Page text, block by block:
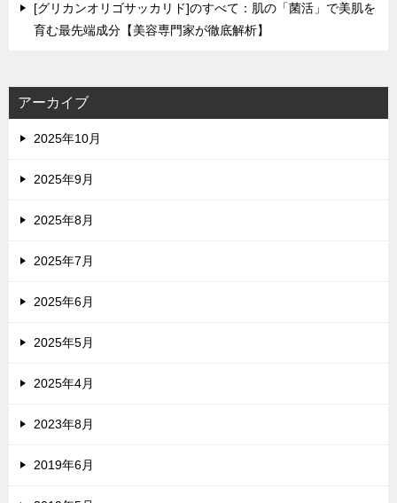
[グリカンオリゴサッカリド]のすべて：肌の「菌活」で美肌を
育む最先端成分【美容専門家が徹底解析】
アーカイブ
2025年10月
2025年9月
2025年8月
2025年7月
2025年6月
2025年5月
2025年4月
2023年8月
2019年6月